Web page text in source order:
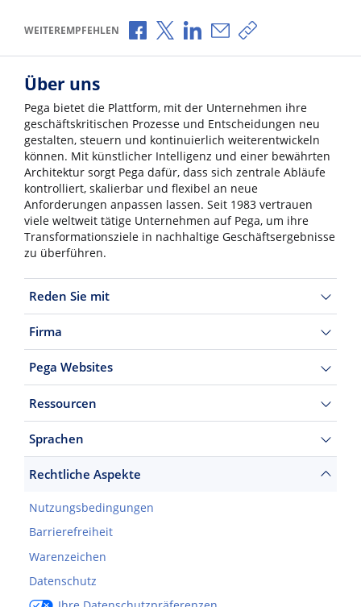
WEITEREMPFEHLEN Über Facebook teilen
Über X teilen
Über LinkedIn teilen
Über E-Mail teilen
Link zum Teilen
Über uns
Pega bietet die Plattform, mit der Unternehmen ihre
geschäftskritischen Prozesse und Entscheidungen neu
gestalten, steuern und kontinuierlich weiterentwickeln
können. Mit künstlicher Intelligenz und einer bewährten
Architektur sorgt Pega dafür, dass sich zentrale Abläufe
kontrolliert, skalierbar und flexibel an neue
Anforderungen anpassen lassen. Seit 1983 vertrauen
viele weltweit tätige Unternehmen auf Pega, um ihre
Transformationsziele in nachhaltige Geschäftsergebnisse
zu überführen.
Reden Sie mit
Firma
Pega Websites
Ressourcen
Sprachen
Rechtliche Aspekte
Nutzungsbedingungen
Barrierefreiheit
Warenzeichen
Datenschutz